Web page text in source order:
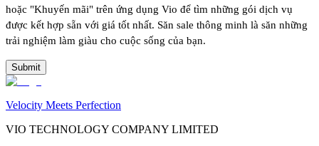
hoặc "Khuyến mãi" trên ứng dụng Vio để tìm những gói dịch vụ
được kết hợp sẵn với giá tốt nhất. Săn sale thông minh là săn những
trải nghiệm làm giàu cho cuộc sống của bạn.
Submit
Velocity Meets Perfection
VIO TECHNOLOGY COMPANY LIMITED